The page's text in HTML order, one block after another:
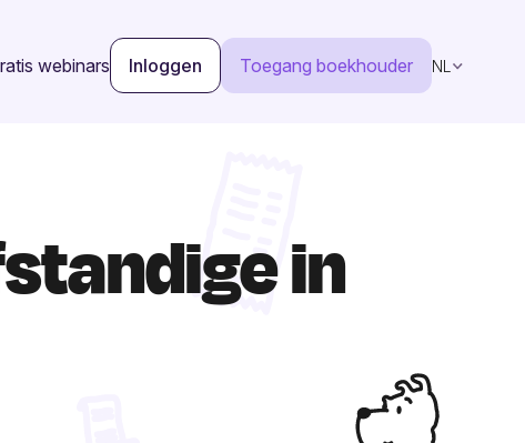
webinars Inloggen Toegang boekhouder NL
in